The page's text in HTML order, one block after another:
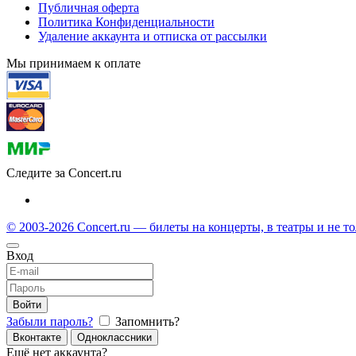
Публичная оферта
Политика Конфиденциальности
Удаление аккаунта и отписка от рассылки
Мы принимаем к оплате
Следите за Concert.ru
© 2003-2026 Concert.ru — билеты на концерты, в театры и не
Вход
Войти
Забыли пароль? Запомнить?
Вконтакте Одноклассники
Ещё нет аккаунта?